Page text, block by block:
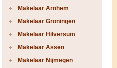
Makelaar Arnhem
Makelaar Groningen
Makelaar Hilversum
Makelaar Assen
Makelaar Nijmegen